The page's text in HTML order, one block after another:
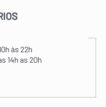
às 22h
14h as 20h